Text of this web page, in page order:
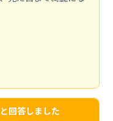
回答しました